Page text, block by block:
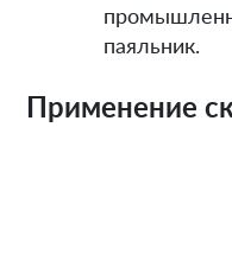
паяльник.
Применение